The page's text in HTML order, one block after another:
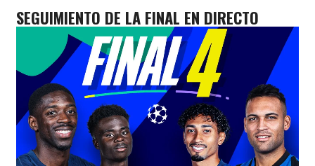
SEGUIMIENTO DE LA FINAL EN DIRECTO